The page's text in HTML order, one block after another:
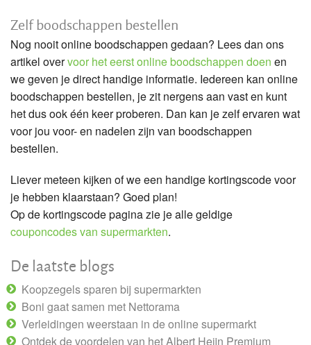
Zelf boodschappen bestellen
Nog nooit online boodschappen gedaan? Lees dan ons
artikel overvoor het eerst online boodschappen doen en
we geven je direct handige informatie. Iedereen kan online
boodschappen bestellen, je zit nergens aan vast en kunt
het dus ook één keer proberen. Dan kan je zelf ervaren wat
voor jou voor- en nadelen zijn van boodschappen
bestellen.
Liever meteen kijken of we een handige kortingscode voor
je hebben klaarstaan? Goed plan!
Op de kortingscode pagina zie je alle geldige
couponcodes van supermarkten.
De laatste blogs
Koopzegels sparen bij supermarkten
Boni gaat samen met Nettorama
Verleidingen weerstaan in de online supermarkt
Ontdek de voordelen van het Albert Heijn Premium